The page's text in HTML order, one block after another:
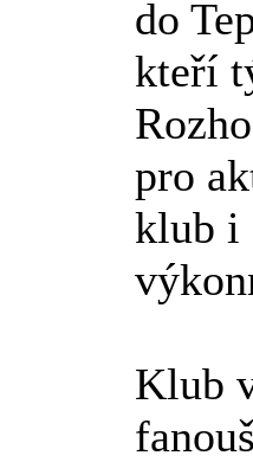
do
kteří
pro
klub i
Klub